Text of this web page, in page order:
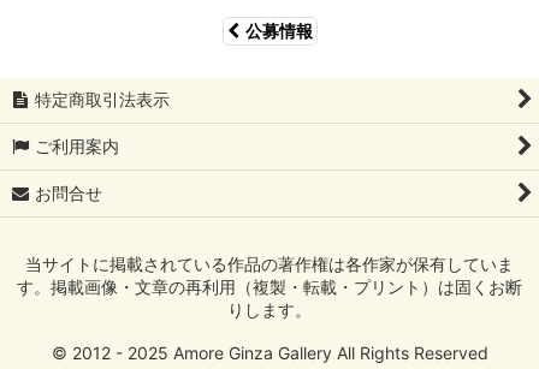
公募情報
特定商取引法表示
ご利用案内
お問合せ
当サイトに掲載されている作品の著作権は各作家が保有していま
す。掲載画像・文章の再利用（複製・転載・プリント）は固くお断
りします。
© 2012 - 2025 Amore Ginza Gallery All Rights Reserved